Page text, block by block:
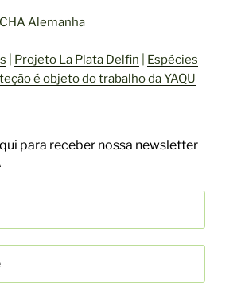
Alemanha
Projeto La Plata Delfin
Espécies
é objeto do trabalho da YAQU
para receber nossa newsletter